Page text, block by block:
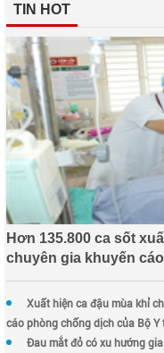
TIN HOT
Hơn 135.800 ca sốt
chuyên gia khuyến
Xuất hiện ca đậu mùa khỉ
cáo phòng chống dịch của Bộ Y
Đau mắt đỏ có xu hướng